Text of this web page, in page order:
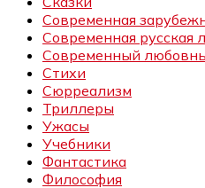
Современная
Современная русская
Современный
Стихи
Сюрреализм
Триллеры
Ужасы
Учебники
Фантастика
Философия